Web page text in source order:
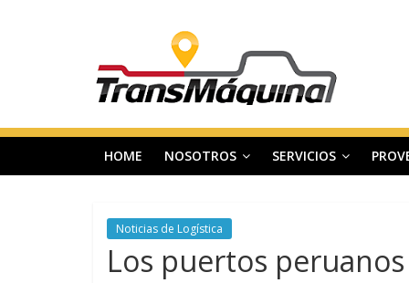
r
a
n
s
HOME NOSOTROS SERVICIOS
Noticias de Logística
Los puertos